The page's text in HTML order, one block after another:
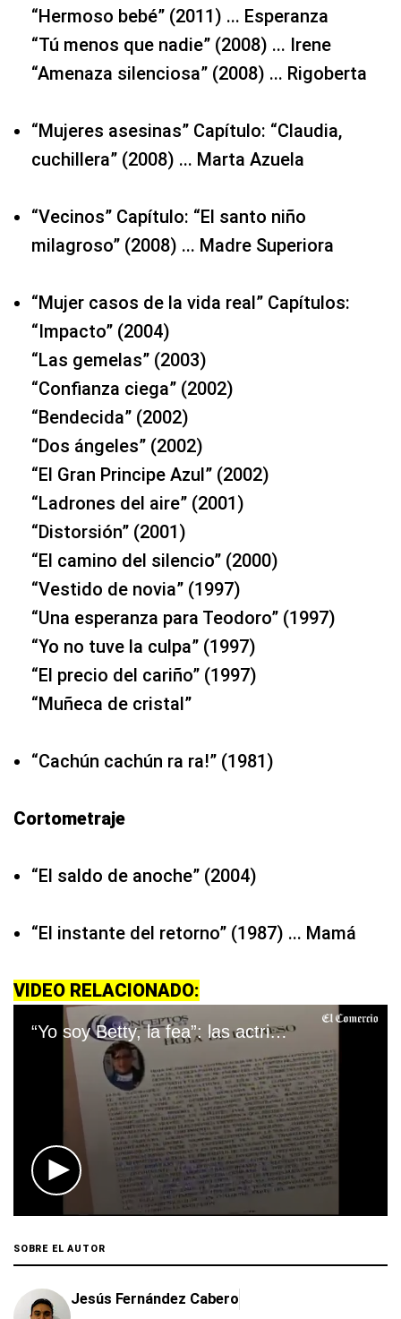
“Hermoso bebé” (2011) ... Esperanza
“Tú menos que nadie” (2008) ... Irene
“Amenaza silenciosa” (2008) ... Rigoberta
“Mujeres asesinas” Capítulo: “Claudia,
cuchillera” (2008) ... Marta Azuela
“Vecinos” Capítulo: “El santo niño
milagroso” (2008) ... Madre Superiora
“Mujer casos de la vida real” Capítulos:
“Impacto” (2004)
“Las gemelas” (2003)
“Confianza ciega” (2002)
“Bendecida” (2002)
“Dos ángeles” (2002)
“El Gran Principe Azul” (2002)
“Ladrones del aire” (2001)
“Distorsión” (2001)
“El camino del silencio” (2000)
“Vestido de novia” (1997)
“Una esperanza para Teodoro” (1997)
“Yo no tuve la culpa” (1997)
“El precio del cariño” (1997)
“Muñeca de cristal”
“Cachún cachún ra ra!” (1981)
Cortometraje
“El saldo de anoche” (2004)
“El instante del retorno” (1987) ... Mamá
VIDEO RELACIONADO:
“Yo soy Betty, la fea”: las actrices que han interpretado a Betty en todo el mundo
of
1
seconds
SOBRE EL AUTOR
Jesús Fernández Cabero